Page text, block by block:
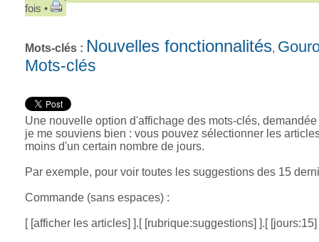
fois •
Mots-clés : Nouvelles fonctionnalités,
Mots-clés
Une nouvelle option d'affichage des mots-clés,
je me souviens bien : vous pouvez sélectionner les
moins d'un certain nombre de jours.
Par exemple, pour voir toutes les suggestions des 15
Commande (sans espaces) :
[ [afficher les articles] ].[ [rubrique:suggestions] ].[ [jours:15]